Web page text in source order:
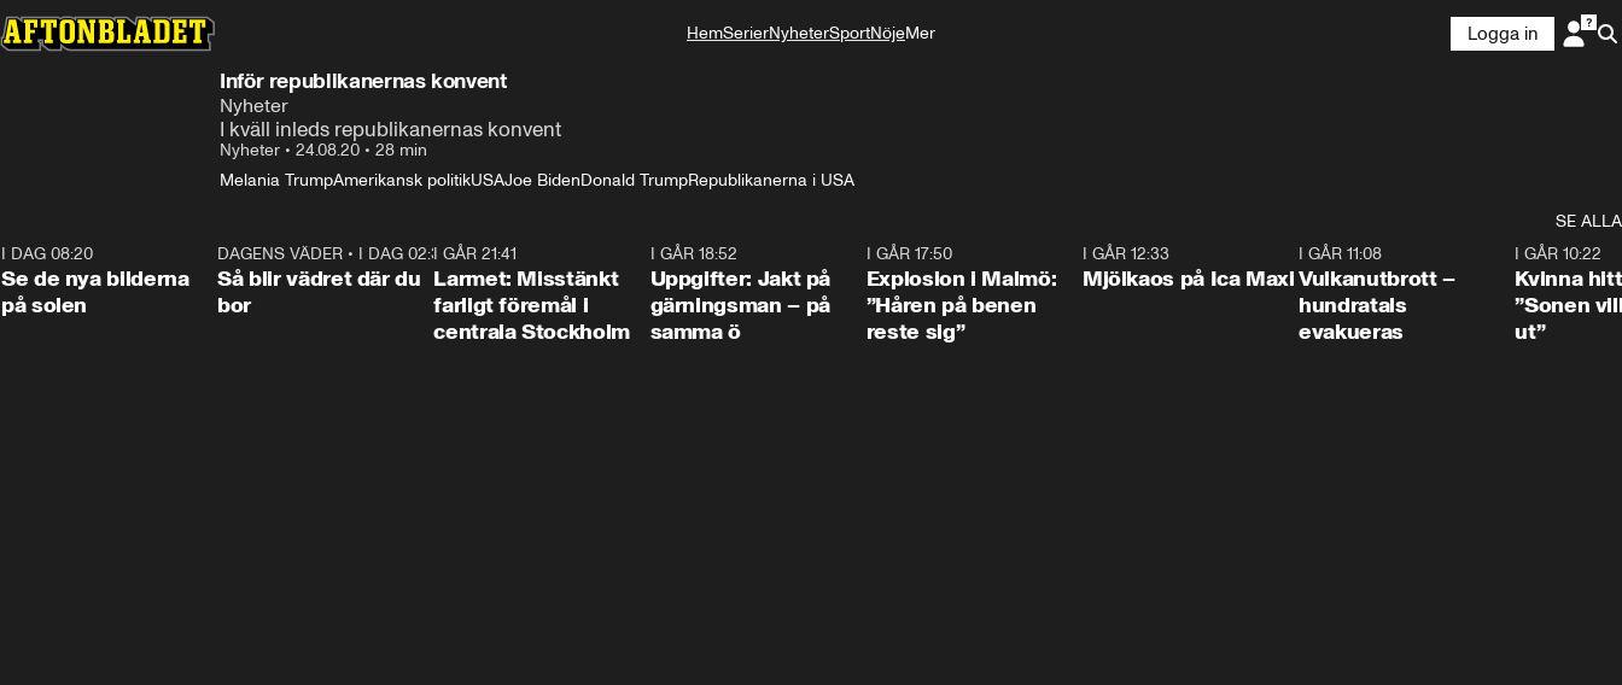
HemSerierNyheterSportNöjeMer
Logga in
Inför republikanernas konvent
Nyheter
I kväll inleds republikanernas konvent
Nyheter • 24.08.20 • 28 min
Melania TrumpAmerikansk politikUSAJoe BidenDonald TrumpRepublikanerna i USA
SE ALLA
I DAG 08:20
Se de nya bilderna
på solen
1:06
DAGENS VÄDER • I DAG 02:30
Så blir vädret där du
bor
I GÅR 21:41
Larmet: Misstänkt
farligt föremål i
centrala Stockholm
I GÅR 18:52
Uppgifter: Jakt på
gärningsman – på
samma ö
I GÅR 17:50
Explosion i Malmö:
”Håren på benen
reste sig”
I GÅR 12:33
Mjölkaos på Ica Maxi
I GÅR 11:08
Vulkanutbrott –
hundratals
evakueras
I GÅR 10:22
Kvinna
”Sonen
ut”